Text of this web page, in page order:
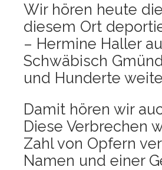
Wir hören heu­te
die­sem Ort
– Her­mi­ne Hal­ler
Schwä­bisch
und Hun­der­te
Damit hören wir
Die­se Ver­bre­chen
Zahl von Opfern
Namen und einer